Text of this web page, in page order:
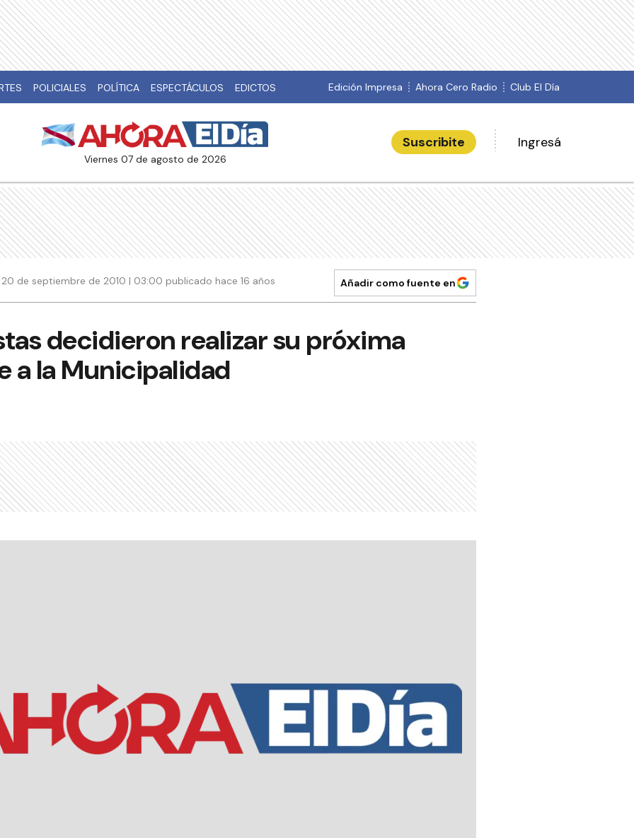
POLICIALES POLÍTICA ESPECTÁCULOS EDICTOS Edición Impresa Ahora Cero Radio Club El Día
viernes 07 de agosto de 2026
Suscribite Ingresá
20 de septiembre de 2010 | 03:00 publicado hace 16 años Añadir como fuente en
decidieron realizar su próxima
a la Municipalidad